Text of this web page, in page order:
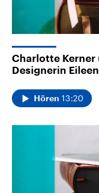
Charlotte Kerner
Designerin
Hören 13:20